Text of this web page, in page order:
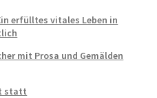
erfülltes vitales Leben in
mit Prosa und Gemälden
statt